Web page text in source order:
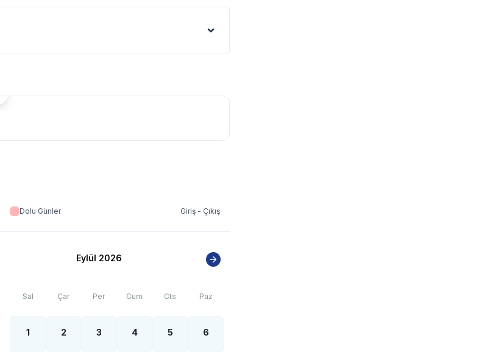
bölge genelinde nadiren de olsa internet,
Dolu Günler Giriş - Çıkış
Eylül 2026
Sal Çar Per Cum Cts Paz
1 2 3 4 5 6